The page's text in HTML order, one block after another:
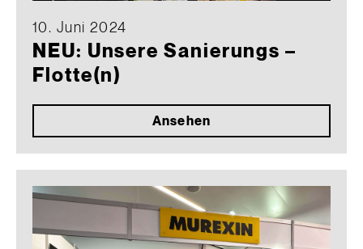
10. Juni 2024
NEU: Unsere Sanierungs –
Flotte(n)
Ansehen